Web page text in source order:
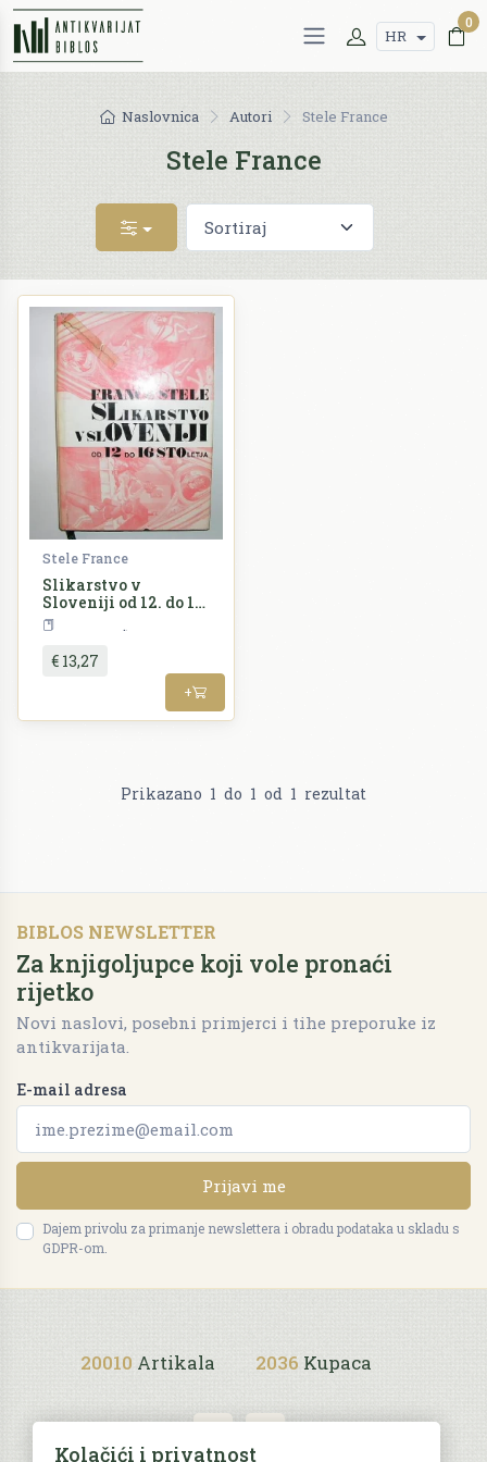
HR
0
Naslovnica Autori Stele France
Stele France
Stele France
Slikarstvo v
Sloveniji od 12. do 16.
stoletja
€ 13,27
+
Prikazano 1 do 1 od 1 rezultat
BIBLOS NEWSLETTER
Za knjigoljupce koji vole pronaći
rijetko
Novi naslovi, posebni primjerci i tihe preporuke iz
antikvarijata.
E-mail adresa
Prijavi me
Dajem privolu za primanje newslettera i obradu podataka u skladu s
GDPR-om.
20010 Artikala 2036 Kupaca
Kolačići i privatnost